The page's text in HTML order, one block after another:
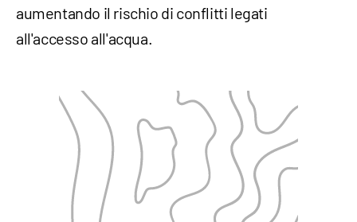
aumentando il rischio di conflitti legati
all'accesso all'acqua.